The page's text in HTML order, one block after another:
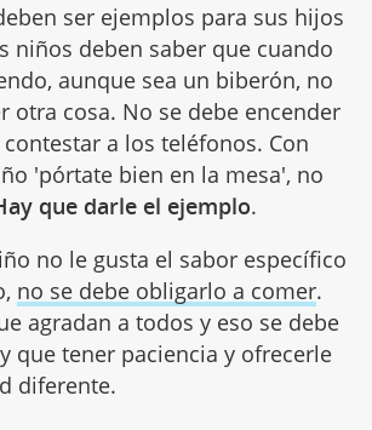
ser ejemplos para sus hijos
niños deben saber que cuando
aunque sea un biberón, no
otra cosa. No se debe encender
a los teléfonos. Con
'pórtate bien en la mesa', no
que darle el ejemplo.
no le gusta el sabor específico
no se debe obligarlo a comer.
agradan a todos y eso se debe
que tener paciencia y ofrecerle
diferente.